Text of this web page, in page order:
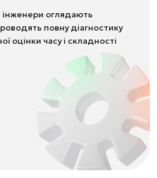
інженери оглядають
повну діагностику
оцінки часу і складності